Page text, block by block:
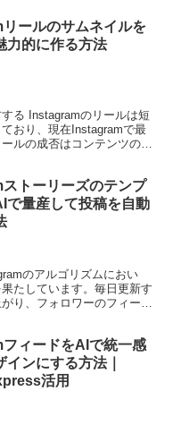
ールのサムネイルを
力的に作る方法
る Instagramのリールは短
おり、現在Instagramで最
ルの成否はコンテンツの質
トーリーズのテンプ
で量産して投稿を自動
のアルゴリズムにおい
たしています。毎日更新す
り、フォロワーのフィード
フィードをAIで統一感
インにする方法｜
活用